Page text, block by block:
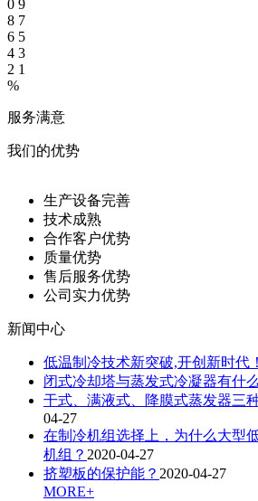
0 9
8 7
6 5
4 3
2 1
%
服务满意
我们的优势
生产设备完善
技术成熟
合作客户优势
质量优势
售后服务优势
公司实力优势
新闻中心
低温制冷技术新突破,开创新时代！
闭式冷却塔与蒸发式冷凝器有什
干式、满液式、降膜式蒸发器三
04-27
在制冷机组选择上，为什么大型
机组？ 2020-04-27
挤塑板的保护能？ 2020-04-27
MORE+